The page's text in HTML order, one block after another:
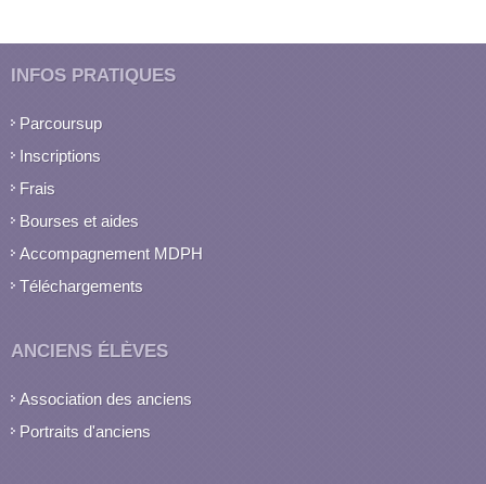
INFOS PRATIQUES
Parcoursup
Inscriptions
Frais
Bourses et aides
Accompagnement MDPH
Téléchargements
ANCIENS ÉLÈVES
Association des anciens
Portraits d'anciens